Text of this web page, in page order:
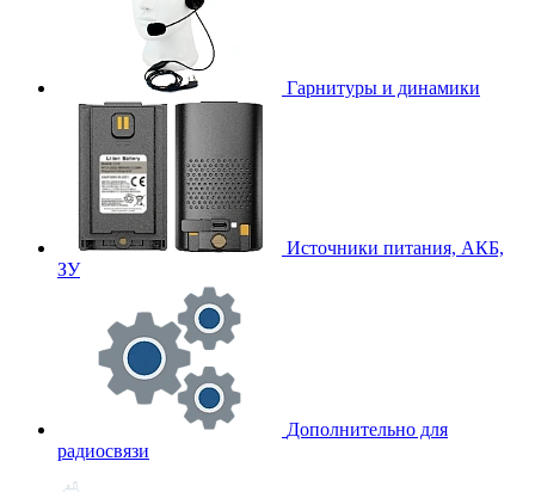
Гарнитуры и динамики
Источники питания, АКБ,
ЗУ
Дополнительно для
радиосвязи